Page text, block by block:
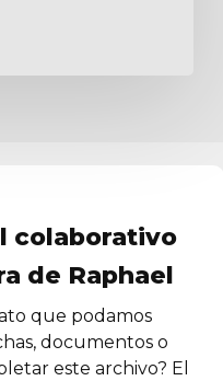
colaborativo
de Raphael
que podamos
documentos o
este archivo? El